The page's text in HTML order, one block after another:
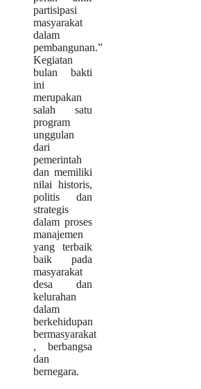
partisipasi
masyarakat
dalam
pembangunan.”
Kegiatan
bulan bakti
ini
merupakan
salah satu
program
unggulan
dari
pemerintah
dan memiliki
nilai historis,
politis dan
strategis
dalam proses
manajemen
yang terbaik
baik pada
masyarakat
desa dan
kelurahan
dalam
berkehidupan
bermasyarakat
, berbangsa
dan
bernegara.